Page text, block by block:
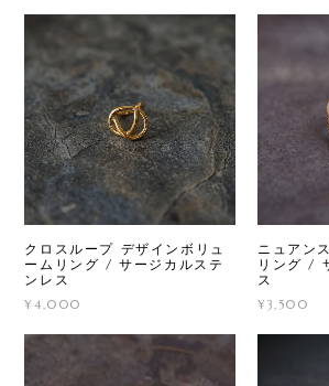
クロスループ デザインボリュ
ームリング / サージカルステ
ンレス
¥4,000
ニュアン
リング /
ス
¥3,500